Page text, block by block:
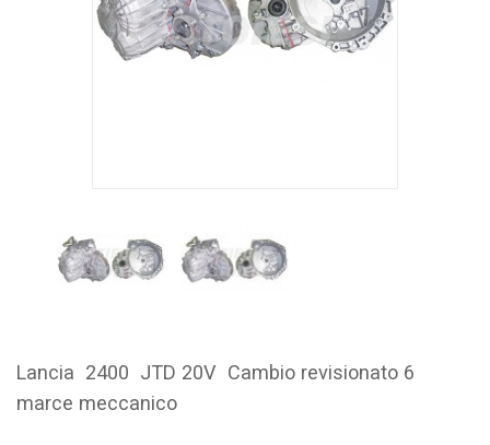
Lancia 2400 JTD 20V Cambio revisionato 6
marce meccanico